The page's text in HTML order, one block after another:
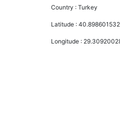
Country :Turkey
Latitude :40.898601532
Longitude :